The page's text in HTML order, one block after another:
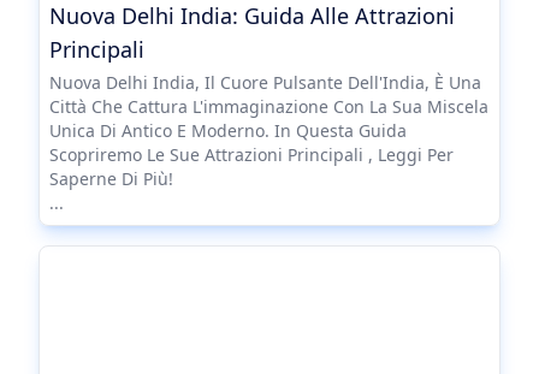
Nuova Delhi India: Guida Alle Attrazioni
Principali
Nuova Delhi India, Il Cuore Pulsante Dell'India, È Una
Città Che Cattura L'immaginazione Con La Sua Miscela
Unica Di Antico E Moderno. In Questa Guida
Scopriremo Le Sue Attrazioni Principali , Leggi Per
Saperne Di Più!
...